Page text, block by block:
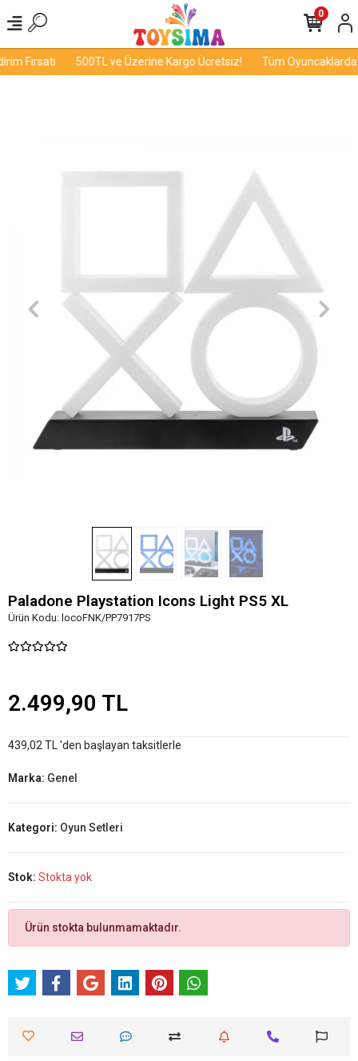
Fırsatı 500TL ve Üzerine Kargo Ücretsiz! Tüm Oyuncaklarda
0
Paladone Playstation Icons Light PS5 XL
Ürün Kodu: locoFNK/PP7917PS
2.499,90 TL
439,02 TL 'den başlayan taksitlerle
Marka: Genel
Kategori: Oyun Setleri
Stok: Stokta yok
Ürün stokta bulunmamaktadır.